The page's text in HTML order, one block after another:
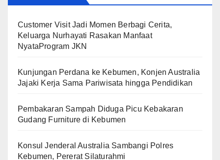
Customer Visit Jadi Momen Berbagi Cerita,
Keluarga Nurhayati Rasakan Manfaat
NyataProgram JKN
Kunjungan Perdana ke Kebumen, Konjen Australia
Jajaki Kerja Sama Pariwisata hingga Pendidikan
Pembakaran Sampah Diduga Picu Kebakaran
Gudang Furniture di Kebumen
Konsul Jenderal Australia Sambangi Polres
Kebumen, Pererat Silaturahmi